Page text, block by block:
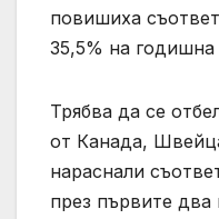
повишиха
35,5% на годишна
Трябва да се
от Канада,
нараснали
през първите два